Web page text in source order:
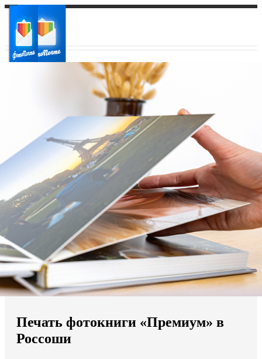
Ваш регион доставки
Выберите из списка:
Мы доставляем по всему миру
Продолжить без города
Печать фотокниги «Премиум» в
Россоши